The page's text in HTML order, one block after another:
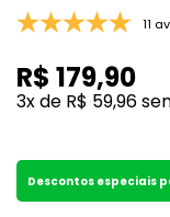
11
R$ 179,90
3x de R$ 59,96
Descontos especiais